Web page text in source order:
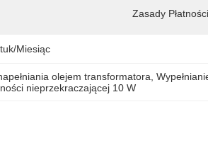
Zasady
miesiąc
olejem transformatora ,
nieprzekraczającej 10 W